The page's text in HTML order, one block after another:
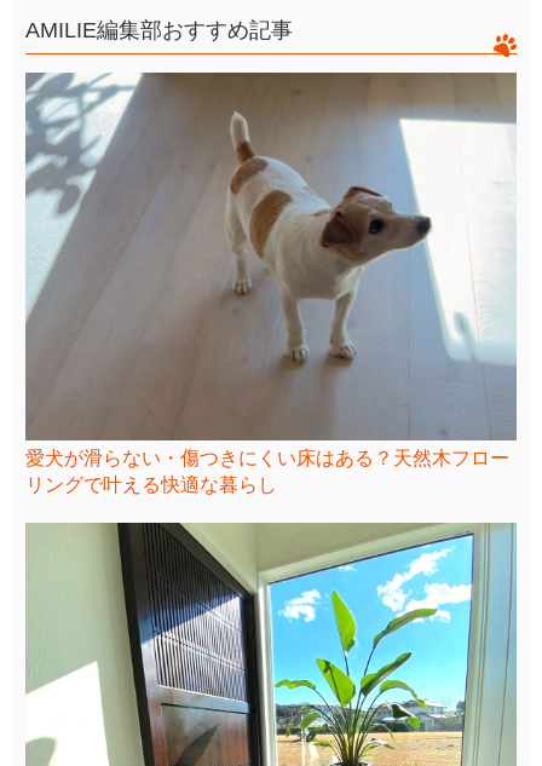
AMILIE編集部おすすめ記事
愛犬が滑らない・傷つきにくい床はある？天然木フロー
リングで叶える快適な暮らし